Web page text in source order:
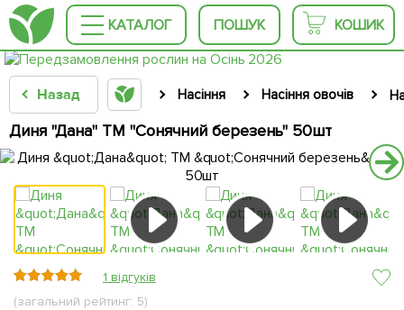
КАТАЛОГ ПОШУК КОШИК
Назад Насіння Насіння овочів
Диня "Дана" ТМ "Сонячний березень" 50шт
1 відгуків
(загальний рейтинг: 5)